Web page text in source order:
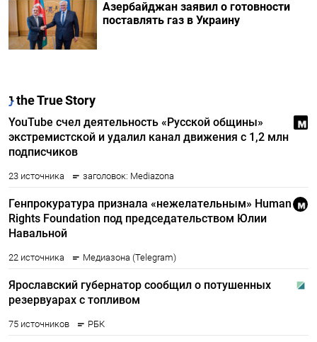
Азербайджан заявил о готовности
поставлять газ в Украину